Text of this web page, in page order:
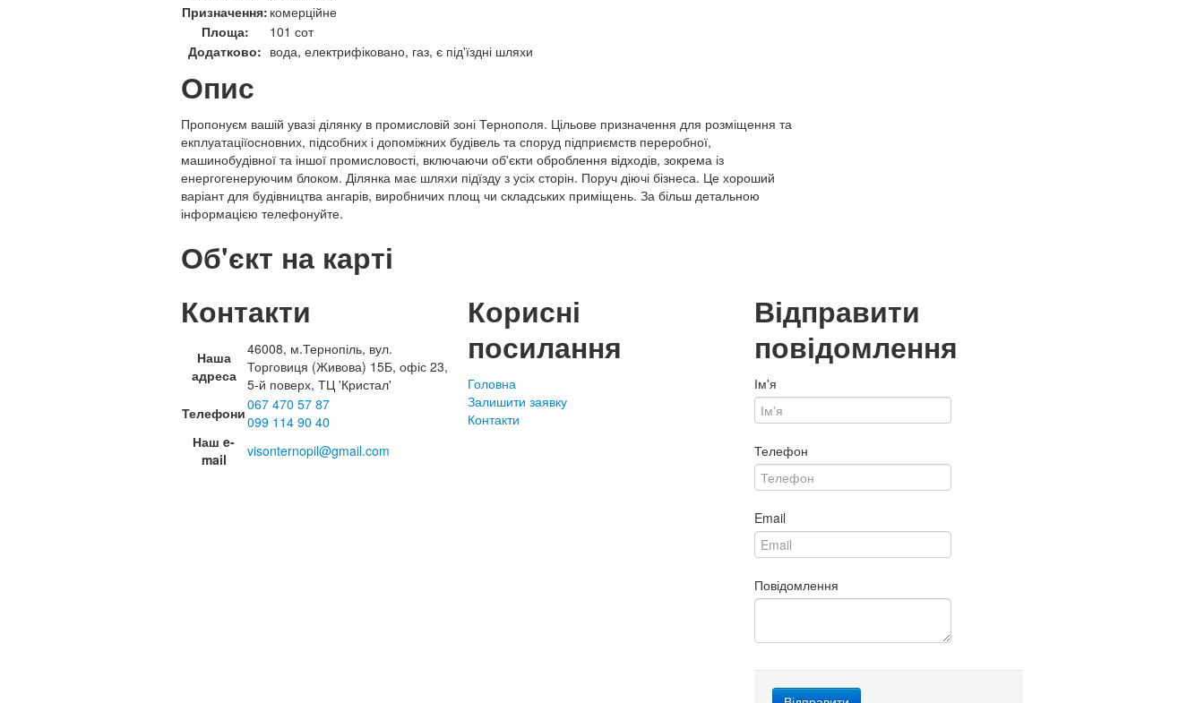
Призначення: комерційне
Площа:
101 сот
Додатково: вода, електрифіковано, газ, є під'їздні шляхи
Опис
Пропонуєм вашій увазі ділянку в промисловій зоні Тернополя. Цільове призначення для розміщення та
екплуатаціїосновних, підсобних і допоміжних будівель та споруд підприємств переробної,
машинобудівної та іншої промисловості, включаючи об'єкти оброблення відходів, зокрема із
енергогенеруючим блоком. Ділянка має шляхи підїзду з усіх сторін. Поруч діючі бізнеса. Це хороший
варіант для будівництва ангарів, виробничих площ чи складських приміщень. За більш детальною
інформацією телефонуйте.
Об'єкт на карті
Контакти
Наша
адреса
46008, м.Тернопіль, вул.
Торговиця (Живова) 15Б, офіс 23,
5-й поверх, ТЦ 'Кристал'
Телефони067 470 57 87
099 114 90 40
Наш e-
mail
visonternopil@gmail.com
Корисні
посилання
Головна
Залишити заявку
Контакти
Відправити
повідомлення
Ім'я
Телефон
Email
Повідомлення